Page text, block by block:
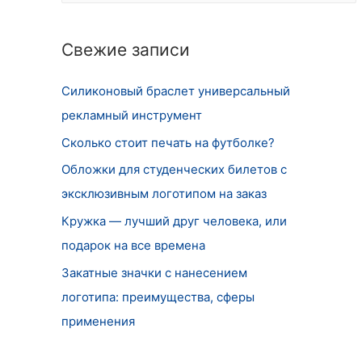
:Свежие записи
Силиконовый браслет универсальный
рекламный инструмент
Сколько стоит печать на футболке?
Обложки для студенческих билетов с
эксклюзивным логотипом на заказ
Кружка — лучший друг человека, или
подарок на все времена
Закатные значки с нанесением
логотипа: преимущества, сферы
применения